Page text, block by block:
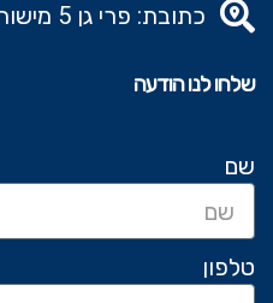
כתובת: פרי גן 5 מישור אדומים
שלחו לנו הודעה
שם
טלפון